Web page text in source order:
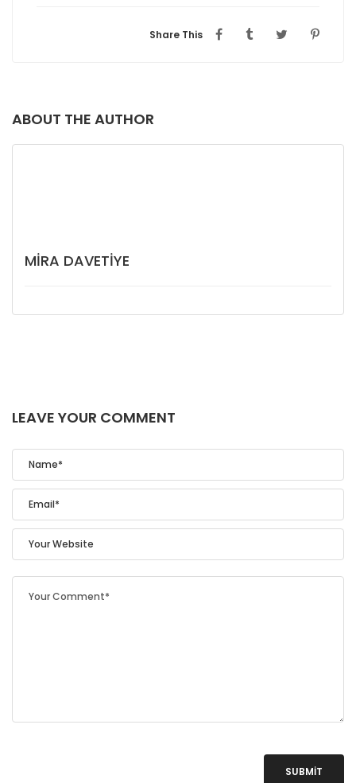
Share This
ABOUT THE AUTHOR
MIRA DAVETIYE
LEAVE YOUR COMMENT
SUBMIT